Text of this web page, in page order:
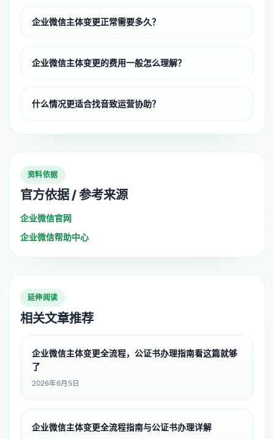
企业微信主体变更正常需要多久？
企业微信主体变更的费用一般怎么理解？
什么情况更适合找音致运营协助？
资料依据
官方依据 / 参考来源
企业微信官网
企业微信帮助中心
延伸阅读
相关文章推荐
企业微信主体变更全流程，公证书办理指南看这篇就够
了
2026年6月5日
企业微信主体变更全流程指南与公证书办理详解